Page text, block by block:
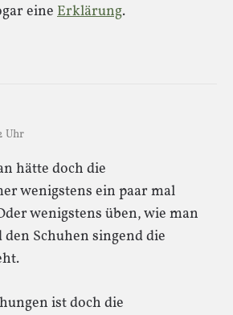
eine Erklärung.
Uhr
hätte doch die
wenigstens ein paar mal
wenigstens üben, wie man
Schuhen singend die
ist doch die